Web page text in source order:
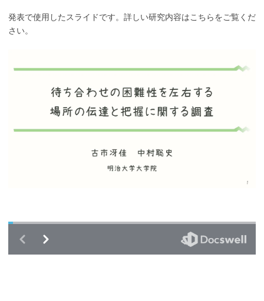
発表で使用したスライドです。詳しい研究内容はこちらをご覧くだ
さい。